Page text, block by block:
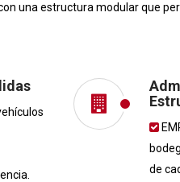
una estructura modular que
de